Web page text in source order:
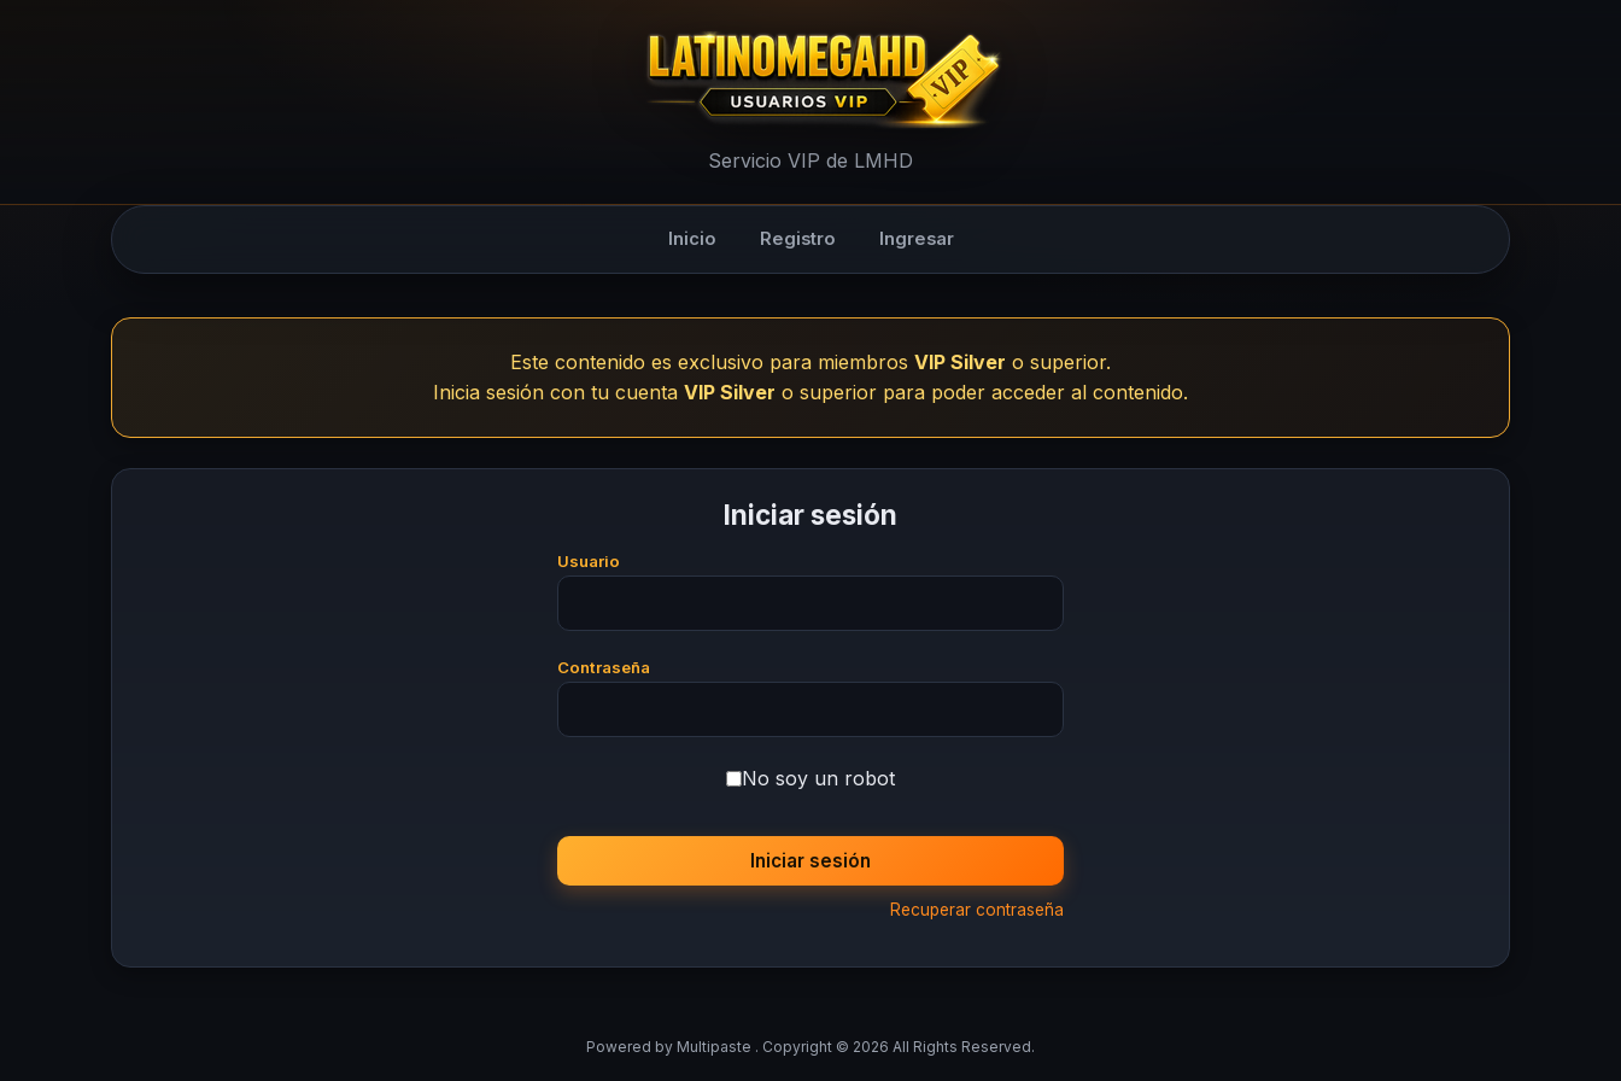
Servicio VIP de LMHD
Inicio Registro Ingresar
Este contenido es exclusivo para miembros VIP Silver o superior.
Inicia sesión con tu cuenta VIP Silver o superior para poder acceder al contenido.
Iniciar sesión
Usuario
Contraseña
No soy un robot
Iniciar sesión
Recuperar contraseña
Powered by Multipaste . Copyright © 2026 All Rights Reserved.